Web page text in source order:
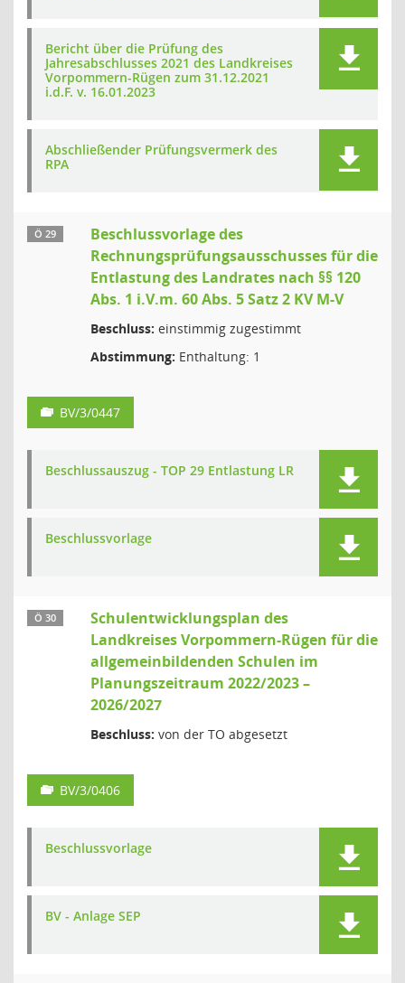
Bericht über die Prüfung des
Jahresabschlusses 2021 des Landkreises
Vorpommern-Rügen zum 31.12.2021
i.d.F. v. 16.01.2023
Abschließender Prüfungsvermerk des
RPA
Ö 29
Beschlussvorlage des
Rechnungsprüfungsausschusses für die
Entlastung des Landrates nach §§ 120
Abs. 1 i.V.m. 60 Abs. 5 Satz 2 KV M-V
Beschluss: einstimmig zugestimmt
Abstimmung: Enthaltung: 1
BV/3/0447
Beschlussauszug - TOP 29 Entlastung LR
Beschlussvorlage
Ö 30
Schulentwicklungsplan des
Landkreises Vorpommern-Rügen für die
allgemeinbildenden Schulen im
Planungszeitraum 2022/2023 –
2026/2027
Beschluss: von der TO abgesetzt
BV/3/0406
Beschlussvorlage
BV - Anlage SEP